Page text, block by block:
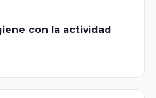
con la actividad